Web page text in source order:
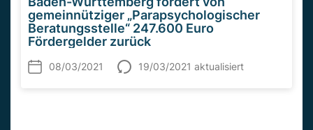
gemeinnütziger „Parapsychologischer
Beratungsstelle“ 247.600 Euro
Fördergelder zurück
08/03/2021 19/03/2021 aktualisiert